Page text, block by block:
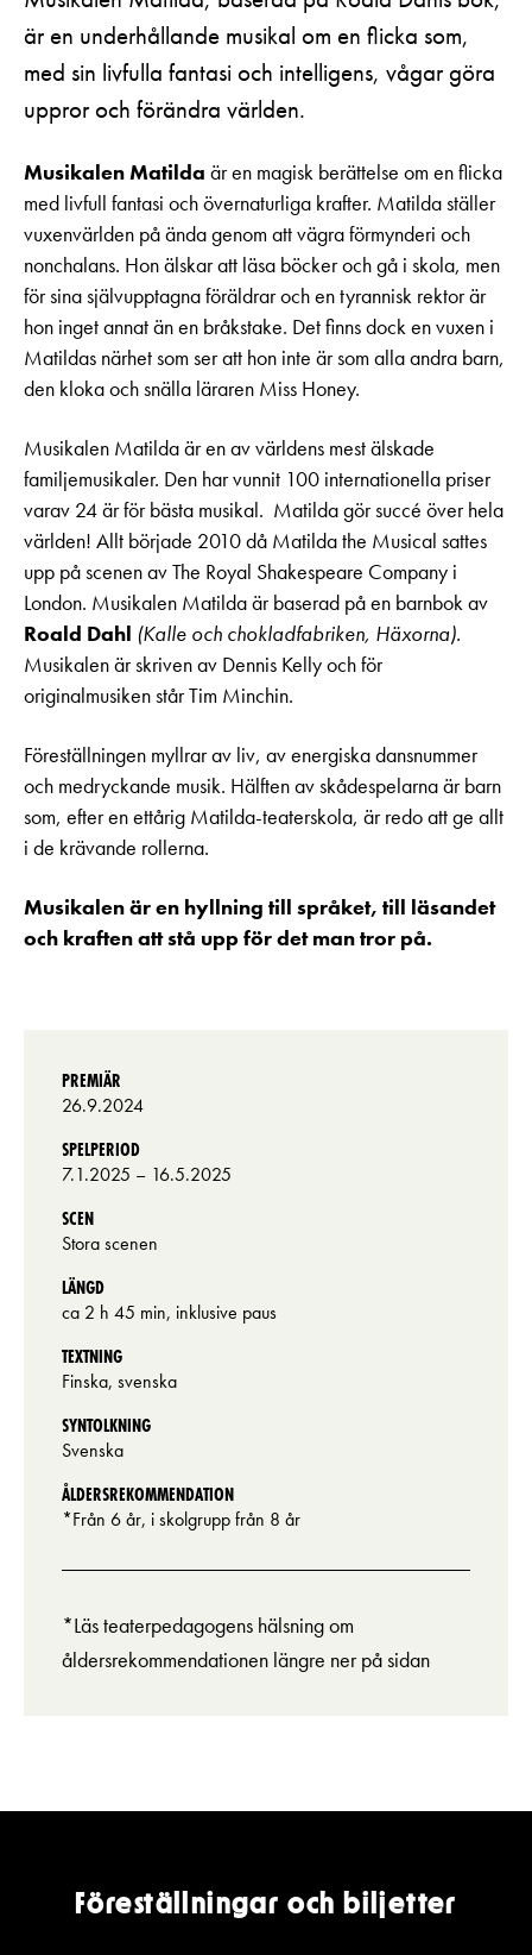
är en underhållande musikal om en flicka som,
med sin livfulla fantasi och intelligens, vågar göra
uppror och förändra världen.
Musikalen Matilda är en magisk berättelse om en flicka
med livfull fantasi och övernaturliga krafter. Matilda ställer
vuxenvärlden på ända genom att vägra förmynderi och
nonchalans. Hon älskar att läsa böcker och gå i skola, men
för sina självupptagna föräldrar och en tyrannisk rektor är
hon inget annat än en bråkstake. Det finns dock en vuxen i
Matildas närhet som ser att hon inte är som alla andra barn,
den kloka och snälla läraren Miss Honey.
Musikalen Matilda är en av världens mest älskade
familjemusikaler. Den har vunnit 100 internationella priser
varav 24 är för bästa musikal. Matilda gör succé över hela
världen! Allt började 2010 då Matilda the Musical sattes
upp på scenen av The Royal Shakespeare Company i
London. Musikalen Matilda är baserad på en barnbok av
Roald Dahl (Kalle och chokladfabriken, Häxorna).
Musikalen är skriven av Dennis Kelly och för
originalmusiken står Tim Minchin.
Föreställningen myllrar av liv, av energiska dansnummer
och medryckande musik. Hälften av skådespelarna är barn
som, efter en ettårig Matilda-teaterskola, är redo att ge allt
i de krävande rollerna.
Musikalen är en hyllning till språket, till läsandet
och kraften att stå upp för det man tror på.
PREMIÄR
26.9.2024
SPELPERIOD
7.1.2025 – 16.5.2025
SCEN
Stora scenen
LÄNGD
ca 2 h 45 min, inklusive paus
TEXTNING
Finska, svenska
SYNTOLKNING
Svenska
ÅLDERSREKOMMENDATION
*Från 6 år, i skolgrupp från 8 år
*Läs teaterpedagogens hälsning om
åldersrekommendationen längre ner på sidan
Föreställningar och biljetter